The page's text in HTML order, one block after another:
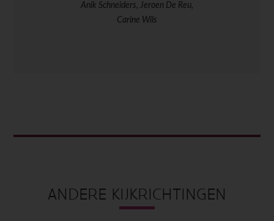
Anik Schneiders, Jeroen De Reu,
Carine Wils
ANDERE KIJKRICHTINGEN